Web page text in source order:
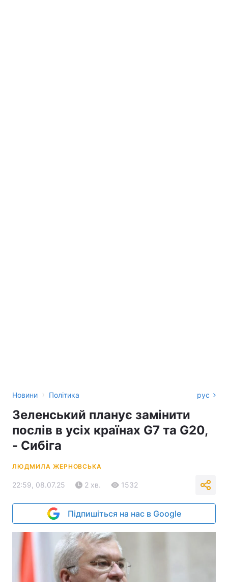
Новини › Політика рус
Зеленський планує замінити
послів в усіх країнах G7 та G20,
- Сибіга
ЛЮДМИЛА ЖЕРНОВСЬКА
22:59, 08.07.25 2 хв. 1532
Підпишіться на нас в Google